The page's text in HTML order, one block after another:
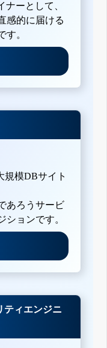
ーとして、
感的に届ける
す。
規模DBサイト
あろうサービ
ションです。
ティエンジニ